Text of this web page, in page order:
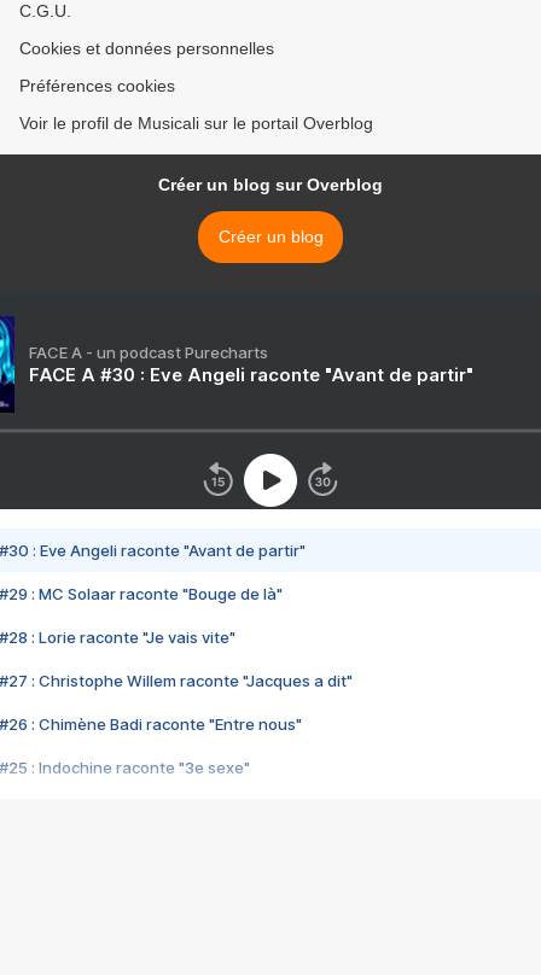
C.G.U.
Cookies et données personnelles
Préférences cookies
Voir le profil de Musicali sur le portail Overblog
Créer un blog sur Overblog
Créer un blog
FACE A - un podcast Purecharts
FACE A #30 : Eve Angeli raconte "Avant de partir"
#30 : Eve Angeli raconte "Avant de partir"
#29 : MC Solaar raconte "Bouge de là"
#28 : Lorie raconte "Je vais vite"
#27 : Christophe Willem raconte "Jacques a dit"
#26 : Chimène Badi raconte "Entre nous"
#25 : Indochine raconte "3e sexe"